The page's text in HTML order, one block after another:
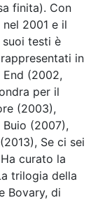
finita). Con
2001 e il
suoi testi è
in
End (2002,
per il
(2003),
(2007),
Se ci sei
curato la
trilogia della
Bovary, di